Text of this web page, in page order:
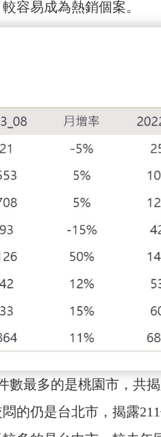
容易成為熱銷個案。
數最多的是桃園市，共
的仍是台北市，揭露